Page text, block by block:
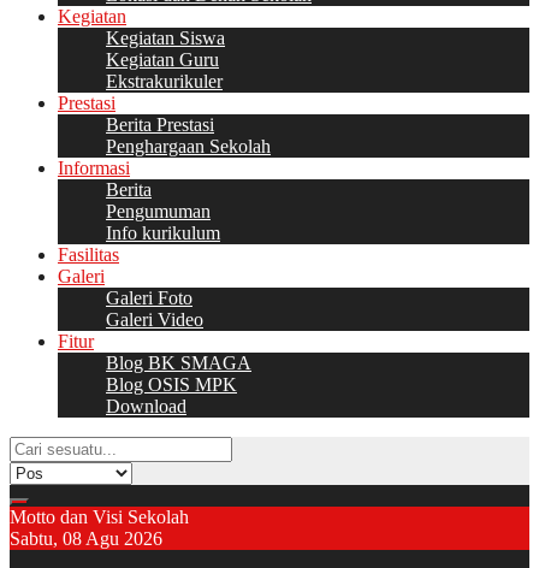
Kegiatan
Kegiatan Siswa
Kegiatan Guru
Ekstrakurikuler
Prestasi
Berita Prestasi
Penghargaan Sekolah
Informasi
Berita
Pengumuman
Info kurikulum
Fasilitas
Galeri
Galeri Foto
Galeri Video
Fitur
Blog BK SMAGA
Blog OSIS MPK
Download
Motto dan Visi Sekolah
Sabtu, 08 Agu 2026